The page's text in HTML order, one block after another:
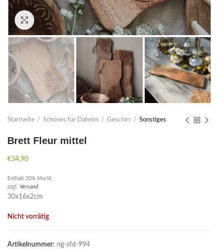
Click to enlarge
Startseite Schönes für Daheim Geschirr Sonstiges
Brett Fleur mittel
€34,90
Enthält 20% MwSt.
zzgl. Versand
30x16x2cm
Nicht vorrätig
Artikelnummer: ng-sfd-994